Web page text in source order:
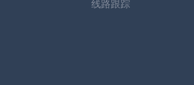
线路跟踪